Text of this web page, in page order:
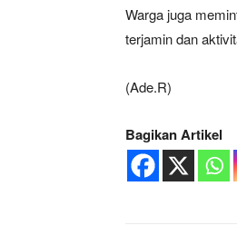
Warga juga
terjamin dan
(Ade.R)
Bagikan Artikel